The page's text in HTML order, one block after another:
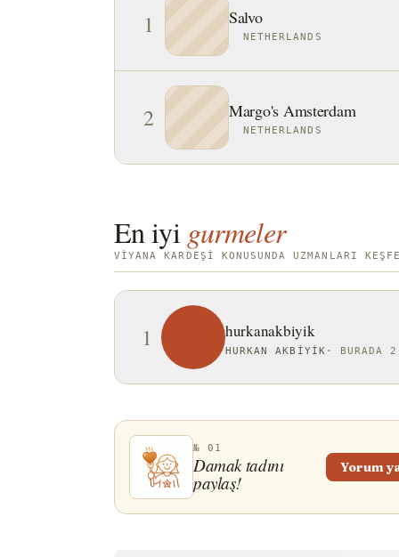
1 Salvo
NETHERLANDS
2 Margo's Amsterdam
NETHERLANDS
En iyi gurmeler
VIYANA KARDEŞI KONUSUNDA UZMANLARI
1 hurkanakbiyik
HURKAN AKBIYIK · BURADA
№ 01
Damak tadını
paylaş!
Yorum